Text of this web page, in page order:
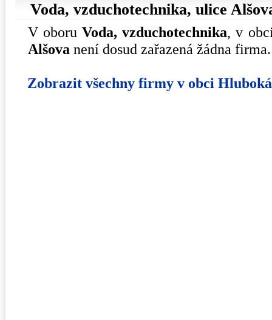
Voda, vzduchotechnika, ulice
V oboruVoda, vzduchotechnika, v
Alšova není dosud zařazená žádna firma.
Zobrazit všechny firmy v obci